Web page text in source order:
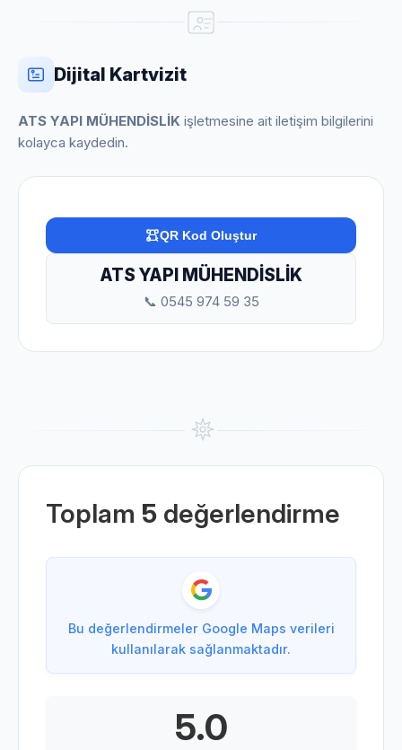
Dijital Kartvizit
ATS YAPI MÜHENDİSLİK işletmesine ait iletişim bilgilerini
kolayca kaydedin.
QR Kod Oluştur
ATS YAPI MÜHENDİSLİK
📞 0545 974 59 35
Toplam 5 değerlendirme
Bu değerlendirmeler Google Maps verileri
kullanılarak sağlanmaktadır.
5.0